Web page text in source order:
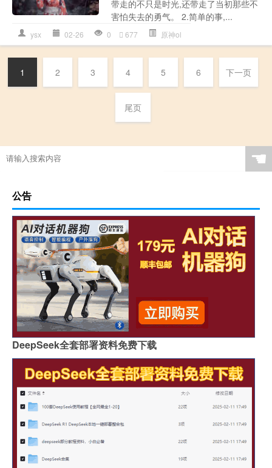
带走的不只是时光,还带走了当初那些不
害怕失去的勇气。 2.简单的事,...
ysx 02-26 0 677 原神ol
1 2 3 4 5 6 下一页
尾页
☚
公告
DeepSeek全套部署资料免费下载